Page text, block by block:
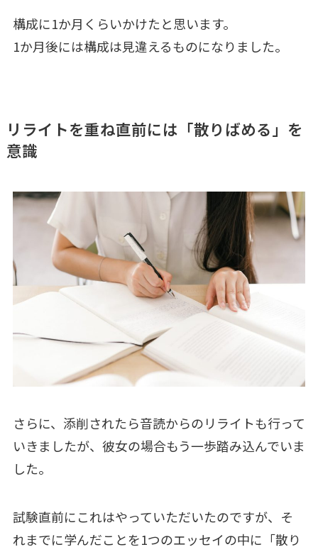
構成に1か月くらいかけたと思います。
1か月後には構成は見違えるものになりました。
リライトを重ね直前には「散りばめる」を
意識
さらに、添削されたら音読からのリライトも行って
いきましたが、彼女の場合もう一歩踏み込んでいま
した。
試験直前にこれはやっていただいたのですが、そ
れまでに学んだことを1つのエッセイの中に「散り